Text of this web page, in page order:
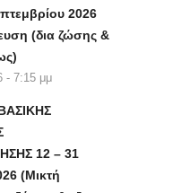
2026
(δια ζώσης &
- 7:15 μμ
12 – 31
(Μικτή